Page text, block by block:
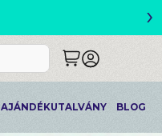
›
AJÁNDÉKUTALVÁNY BLOG